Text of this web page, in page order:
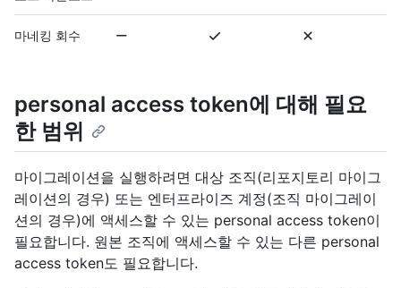
마네킹 회수
personal access token에 대해 필요
한 범위
마이그레이션을 실행하려면 대상 조직(리포지토리 마이그
레이션의 경우) 또는 엔터프라이즈 계정(조직 마이그레이
션의 경우)에 액세스할 수 있는 personal access token이
필요합니다. 원본 조직에 액세스할 수 있는 다른 personal
access token도 필요합니다.